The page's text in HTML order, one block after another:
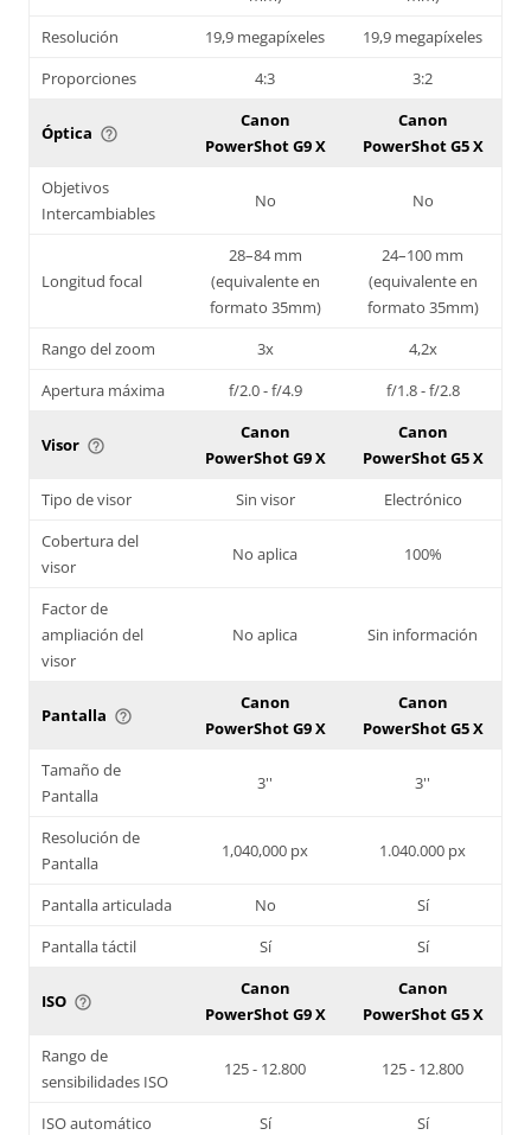
Resolución
19,9 megapíxeles
19,9 megapíxeles
Proporciones
4:3 3:2
Óptica help_outline
Canon
PowerShot G9 X
Canon
PowerShot G5 X
Objetivos
Intercambiables
No No
Longitud focal
28–84 mm
(equivalente en
formato 35mm)
24–100 mm
(equivalente en
formato 35mm)
Rango del zoom
3x
4,2x
Apertura máxima
f/2.0 - f/4.9 f/1.8 - f/2.8
Visor help_outline
Canon
PowerShot G9 X
Canon
PowerShot G5 X
Tipo de visor
Sin visor
Electrónico
Cobertura del
visor
No aplica 100%
Factor de
ampliación del
visor
No aplica Sin información
Pantalla help_outline
Canon
PowerShot G9 X
Canon
PowerShot G5 X
Tamaño de
Pantalla
3'' 3''
Resolución de
Pantalla
1,040,000 px 1.040.000 px
Pantalla articulada No
Sí
Pantalla táctil
Sí Sí
ISO help_outline
Canon
PowerShot G9 X
Canon
PowerShot G5 X
Rango de
sensibilidades ISO
125 - 12.800 125 - 12.800
ISO automático Sí Sí